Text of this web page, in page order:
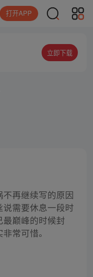
打开APP
立即下载
再继续写的原因
需要休息一段时
巅峰的时候封
常可惜。